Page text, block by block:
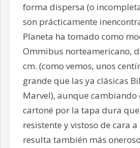
forma dispersa (o
son prácticamente
Planeta ha tomado como
Ommibus norteamericano,
cm. (como vemos, unos
grande que las ya clásicas
Marvel), aunque cambiando
cartoné por la tapa dura
resistente y vistoso de cara
resulta también más